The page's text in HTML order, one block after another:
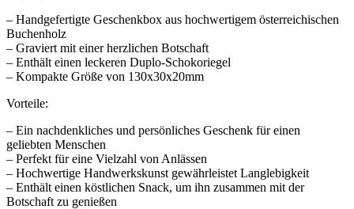
– Handgefertigte Geschenkbox aus hochwertigem österreichischen
Buchenholz
– Graviert mit einer herzlichen Botschaft
– Enthält einen leckeren Duplo-Schokoriegel
– Kompakte Größe von 130x30x20mm
Vorteile:
– Ein nachdenkliches und persönliches Geschenk für einen
geliebten Menschen
– Perfekt für eine Vielzahl von Anlässen
– Hochwertige Handwerkskunst gewährleistet Langlebigkeit
– Enthält einen köstlichen Snack, um ihn zusammen mit der
Botschaft zu genießen